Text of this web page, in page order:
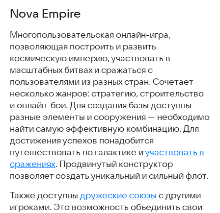
Nova Empire
Многопользовательская онлайн-игра,
позволяющая построить и развить
космическую империю, участвовать в
масштабных битвах и сражаться с
пользователями из разных стран. Сочетает
несколько жанров: стратегию, строительство
и онлайн-бои. Для создания базы доступны
разные элементы и сооружения — необходимо
найти самую эффективную комбинацию. Для
достижения успехов понадобится
путешествовать по галактике иучаствовать в
сражениях. Продвинутый конструктор
позволяет создать уникальный и сильный флот.
Также доступны дружеские союзы с другими
игроками. Это возможность объединить свои